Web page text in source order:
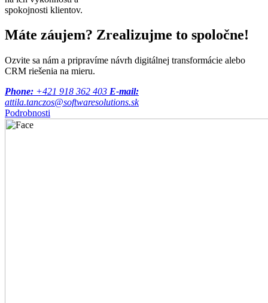
spokojnosti klientov.
Máte záujem? Zrealizujme to spoločne!
Ozvite sa nám a pripravíme návrh digitálnej transformácie alebo
CRM riešenia na mieru.
Phone: +421 918 362 403 E-mail:
attila.tanczos@softwaresolutions.sk
Podrobnosti